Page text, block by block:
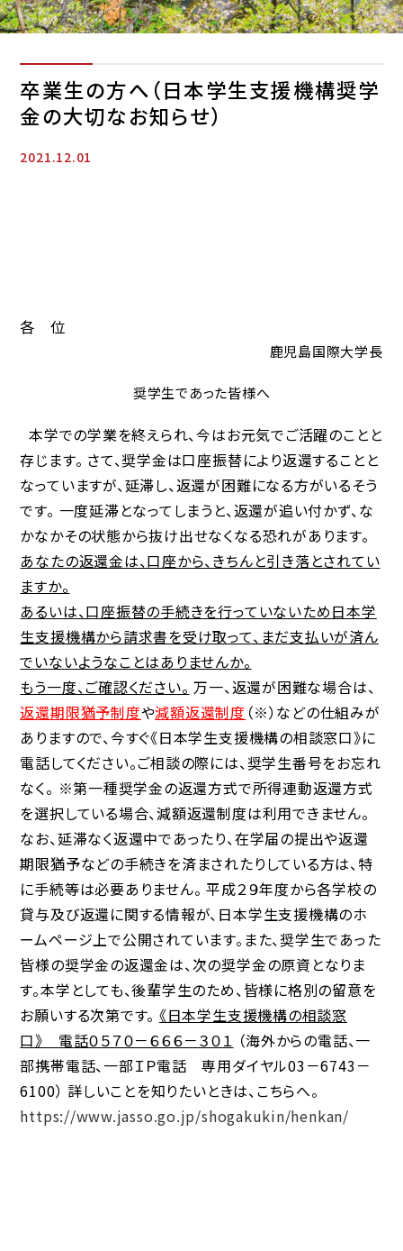
卒業生の方へ（日本学生支援機構奨学
金の大切なお知らせ）
2021.12.01
各 位
鹿児島国際大学長
奨学生であった皆様へ
本学での学業を終えられ、今はお元気でご活躍のことと
存じます。 さて、奨学金は口座振替により返還することと
なっていますが、延滞し、返還が困難になる方がいるそう
です。 一度延滞となってしまうと、返還が追い付かず、な
かなかその状態から抜け出せなくなる恐れがあります。
あなたの返還金は、口座から、きちんと引き落とされてい
ますか。
あるいは、口座振替の手続きを行っていないため日本学
生支援機構から請求書を受け取って、まだ支払いが済ん
でいないようなことはありませんか。
もう一度、ご確認ください。 万一、返還が困難な場合は、
返還期限猶予制度や減額返還制度 （※）などの仕組みが
ありますので、今すぐ《日本学生支援機構の相談窓口》に
電話してください。ご相談の際には、奨学生番号をお忘れ
なく。 ※第一種奨学金の返還方式で所得連動返還方式
を選択している場合、減額返還制度は利用できません。
なお、延滞なく返還中であったり、在学届の提出や返還
期限猶予などの手続きを済まされたりしている方は、特
に手続等は必要ありません。 平成２９年度から各学校の
貸与及び返還に関する情報が、日本学生支援機構のホ
ームページ上で公開されています。また、奨学生であった
皆様の奨学金の返還金は、次の奨学金の原資となりま
す。本学としても、後輩学生のため、皆様に格別の留意を
お願いする次第です。 《日本学生支援機構の相談窓
口》 電話０５７０－６６６－３０１ （海外からの電話、一
部携帯電話、一部ＩＰ電話 専用ダイヤル03－6743－
6100） 詳しいことを知りたいときは、こちらへ。
https://www.jasso.go.jp/shogakukin/henkan/